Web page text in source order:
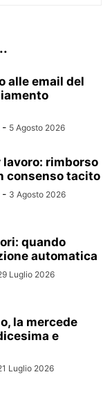
alle email del
- 5 Agosto 2026
rimborso
consenso tacito
- 3 Agosto 2026
quando
automatica
Luglio 2026
la mercede
e
Luglio 2026